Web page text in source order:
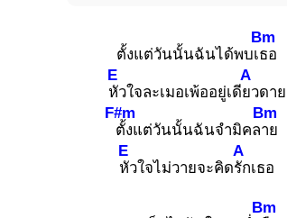
ตั้งแต่วันนั้นฉันได้พบเ
Bm
ธอ
E
หัวใจละเมอเพ้ออยู่เดี
A
ยวดาย
F#m
ตั้งแต่วันนั้นฉันจำมิคล
Bm
าย
E
หัวใจไม่วายจะคิด
A
รักเธอ
Bm